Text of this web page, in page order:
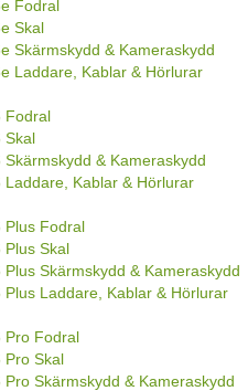
Fodral
Skal
Skärmskydd & Kameraskydd
Laddare, Kablar & Hörlurar
Fodral
Skal
Skärmskydd & Kameraskydd
Laddare, Kablar & Hörlurar
Plus Fodral
Plus Skal
Plus Skärmskydd & Kameraskydd
Plus Laddare, Kablar & Hörlurar
Pro Fodral
Pro Skal
Pro Skärmskydd & Kameraskydd